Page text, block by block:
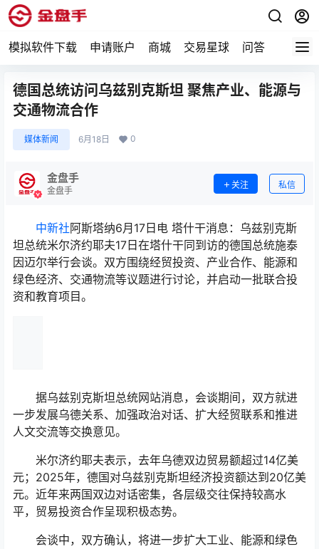
模拟软件下载 申请账户 商城 交易星球 问答 专题
德国总统访问乌兹别克斯坦 聚焦产业、能源与
交通物流合作
媒体新闻 6月18日 0
金盘手
金盘手
关注 私信
中新社阿斯塔纳6月17日电 塔什干消息：乌兹别克斯
坦总统米尔济约耶夫17日在塔什干同到访的德国总统施泰
因迈尔举行会谈。双方围绕经贸投资、产业合作、能源和
绿色经济、交通物流等议题进行讨论，并启动一批联合投
资和教育项目。
据乌兹别克斯坦总统网站消息，会谈期间，双方就进
一步发展乌德关系、加强政治对话、扩大经贸联系和推进
人文交流等交换意见。
米尔济约耶夫表示，去年乌德双边贸易额超过14亿美
元；2025年，德国对乌兹别克斯坦经济投资额达到20亿美
元。近年来两国双边对话密集，各层级交往保持较高水
平，贸易投资合作呈现积极态势。
会谈中，双方确认，将进一步扩大工业、能源和绿色